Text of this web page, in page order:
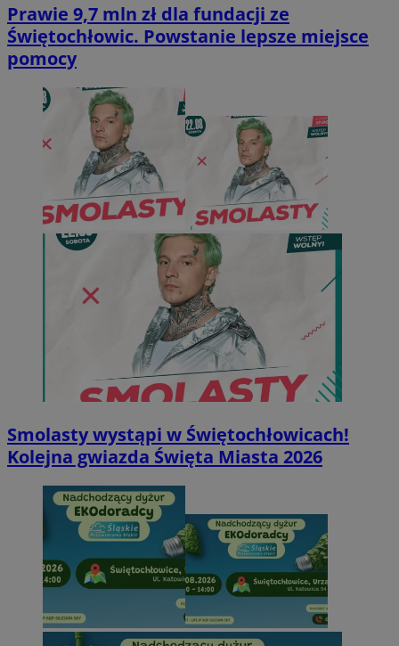
Prawie 9,7 mln zł dla fundacji ze
Świętochłowic. Powstanie lepsze miejsce
pomocy
Smolasty wystąpi w Świętochłowicach!
Kolejna gwiazda Święta Miasta 2026